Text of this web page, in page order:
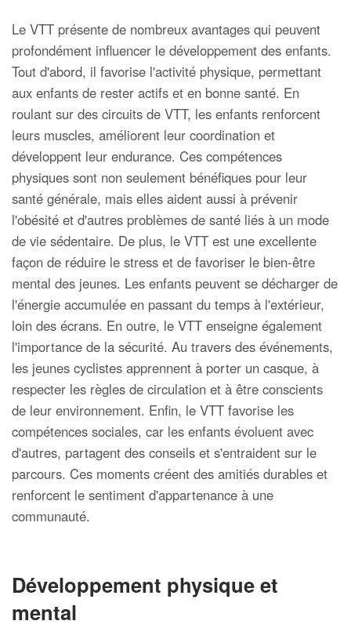
Le VTT présente de nombreux avantages qui peuvent
profondément influencer le développement des enfants.
Tout d'abord, il favorise l'activité physique, permettant
aux enfants de rester actifs et en bonne santé. En
roulant sur des circuits de VTT, les enfants renforcent
leurs muscles, améliorent leur coordination et
développent leur endurance. Ces compétences
physiques sont non seulement bénéfiques pour leur
santé générale, mais elles aident aussi à prévenir
l'obésité et d'autres problèmes de santé liés à un mode
de vie sédentaire. De plus, le VTT est une excellente
façon de réduire le stress et de favoriser le bien-être
mental des jeunes. Les enfants peuvent se décharger de
l'énergie accumulée en passant du temps à l'extérieur,
loin des écrans. En outre, le VTT enseigne également
l'importance de la sécurité. Au travers des événements,
les jeunes cyclistes apprennent à porter un casque, à
respecter les règles de circulation et à être conscients
de leur environnement. Enfin, le VTT favorise les
compétences sociales, car les enfants évoluent avec
d'autres, partagent des conseils et s'entraident sur le
parcours. Ces moments créent des amitiés durables et
renforcent le sentiment d'appartenance à une
communauté.
Développement physique et
mental